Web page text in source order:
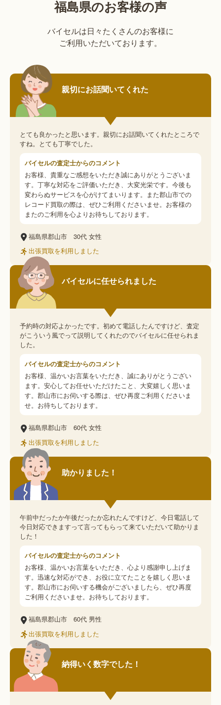
福島県のお客様の声
バイセルは日々たくさんのお客様に
ご利用いただいております。
親切にお話聞いてくれた
とても良かったと思います。親切にお話聞いてくれたところで
すね。とても丁寧でした。
バイセルの査定士からのコメント
お客様、貴重なご感想をいただき誠にありがとうございま
す。丁寧な対応をご評価いただき、大変光栄です。今後も
変わらぬサービスを心がけてまいります。また郡山市での
レコード買取の際は、ぜひご利用くださいませ。お客様の
またのご利用を心よりお待ちしております。
福島県郡山市 30代 女性
出張買取を利用しました
バイセルに任せられました
予約時の対応よかったです。初めて電話したんですけど、査定
がこういう風でって説明してくれたのでバイセルに任せられま
した。
バイセルの査定士からのコメント
お客様、温かいお言葉をいただき、誠にありがとうござい
ます。安心してお任せいただけたこと、大変嬉しく思いま
す。郡山市にお伺いする際は、ぜひ再度ご利用くださいま
せ。お待ちしております。
福島県郡山市 60代 女性
出張買取を利用しました
助かりました！
午前中だったか午後だったか忘れたんですけど、今日電話して
今日対応できますって言ってもらって来ていただいて助かりま
した！
バイセルの査定士からのコメント
お客様、温かいお言葉をいただき、心より感謝申し上げま
す。迅速な対応ができ、お役に立てたことを嬉しく思いま
す。郡山市にお伺いする機会がございましたら、ぜひ再度
ご利用くださいませ。お待ちしております。
福島県郡山市 60代 男性
出張買取を利用しました
納得いく数字でした！